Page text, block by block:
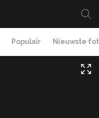
Populair Nieuwste